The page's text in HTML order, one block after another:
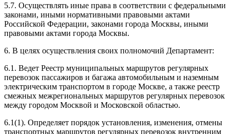
5.7. Осуществлять иные права в соответствии с федеральными
законами, иными нормативными правовыми актами
Российской Федерации, законами города Москвы, иными
правовыми актами города Москвы.
6. В целях осуществления своих полномочий Департамент:
6.1. Ведет Реестр муниципальных маршрутов регулярных
перевозок пассажиров и багажа автомобильным и наземным
электрическим транспортом в городе Москве, а также реестр
смежных межрегиональных маршрутов регулярных перевозок
между городом Москвой и Московской областью.
6.1(1). Определяет порядок установления, изменения, отмены
транспортных маршрутов регулярных перевозок внутренним